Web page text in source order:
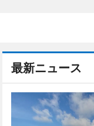
最新ニュース